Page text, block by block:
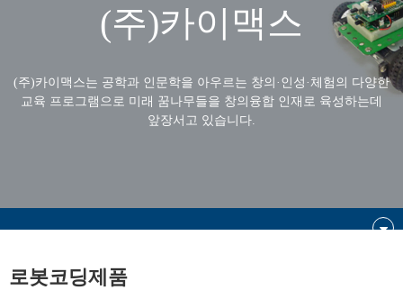
(주)카이맥스
(주)카이맥스는 공학과 인문학을 아우르는 창의·인성·체험의 다양한
교육 프로그램으로 미래 꿈나무들을 창의융합 인재로 육성하는데
앞장서고 있습니다.
로봇코딩제품